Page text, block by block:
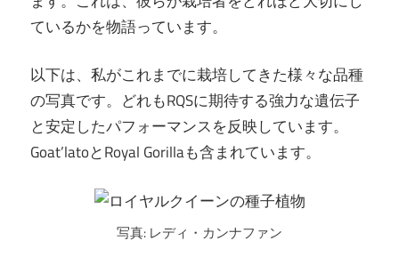
ているかを物語っています。
以下は、私がこれまでに栽培してきた様々な品種
の写真です。どれもRQSに期待する強力な遺伝子
と安定したパフォーマンスを反映しています。
Goat’latoとRoyal Gorillaも含まれています。
写真: レディ・カンナファン